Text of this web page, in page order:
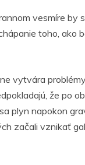
vesmíre by
toho, ako
vytvára
že po
plyn napokon
začali vznikať